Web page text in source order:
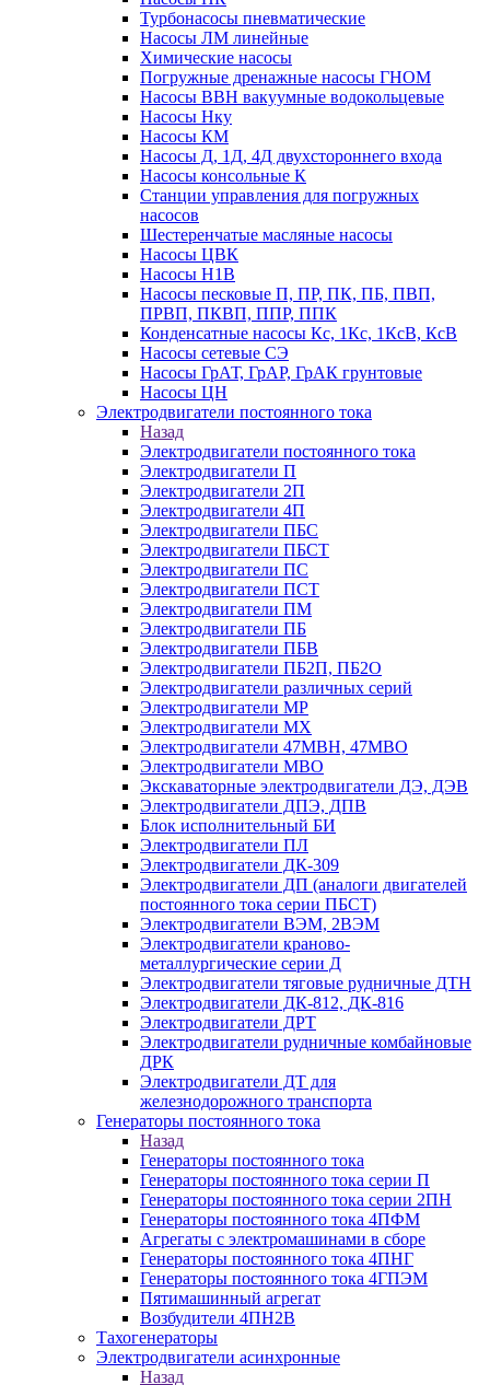
Турбонасосы пневматические
Насосы ЛМ линейные
Химические насосы
Погружные дренажные насосы ГНОМ
Насосы ВВН вакуумные водокольцевые
Насосы Нку
Насосы КМ
Насосы Д, 1Д, 4Д двухстороннего входа
Насосы консольные К
Станции управления для погружных
насосов
Шестеренчатые масляные насосы
Насосы ЦВК
Насосы Н1В
Насосы песковые П, ПР, ПК, ПБ, ПВП,
ПРВП, ПКВП, ППР, ППК
Конденсатные насосы Кс, 1Кс, 1КсВ, КсВ
Насосы сетевые СЭ
Насосы ГрАТ, ГрАР, ГрАК грунтовые
Насосы ЦН
Электродвигатели постоянного тока
Назад
Электродвигатели постоянного тока
Электродвигатели П
Электродвигатели 2П
Электродвигатели 4П
Электродвигатели ПБС
Электродвигатели ПБСТ
Электродвигатели ПС
Электродвигатели ПСТ
Электродвигатели ПМ
Электродвигатели ПБ
Электродвигатели ПБВ
Электродвигатели ПБ2П, ПБ2О
Электродвигатели различных серий
Электродвигатели МР
Электродвигатели MX
Электродвигатели 47MBH, 47МВО
Электродвигатели MBO
Экскаваторные электродвигатели ДЭ, ДЭВ
Электродвигатели ДПЭ, ДПВ
Блок исполнительный БИ
Электродвигатели ПЛ
Электродвигатели ДК-309
Электродвигатели ДП (аналоги двигателей
постоянного тока серии ПБСТ)
Электродвигатели ВЭМ, 2ВЭМ
Электродвигатели краново-
металлургические серии Д
Электродвигатели тяговые рудничные ДТН
Электродвигатели ДК-812, ДК-816
Электродвигатели ДРТ
Электродвигатели рудничные комбайновые
ДРК
Электродвигатели ДТ для
железнодорожного транспорта
Генераторы постоянного тока
Назад
Генераторы постоянного тока
Генераторы постоянного тока серии П
Генераторы постоянного тока серии 2ПН
Генераторы постоянного тока 4ПФМ
Агрегаты с электромашинами в сборе
Генераторы постоянного тока 4ПНГ
Генераторы постоянного тока 4ГПЭМ
Пятимашинный агрегат
Возбудители 4ПН2В
Тахогенераторы
Электродвигатели асинхронные
Назад